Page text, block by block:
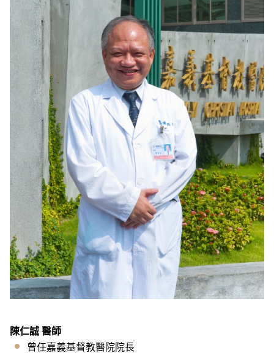
陳仁誠 醫師
曾任嘉義基督教醫院院長